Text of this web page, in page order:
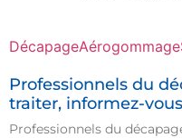
DécapageAérogommage
Professionnels du
traiter, informez-vous
Professionnels du